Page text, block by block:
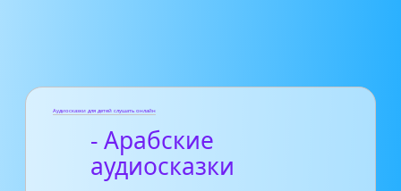
Аудиосказки для детей слушать онлайн
- Арабские
аудиосказки